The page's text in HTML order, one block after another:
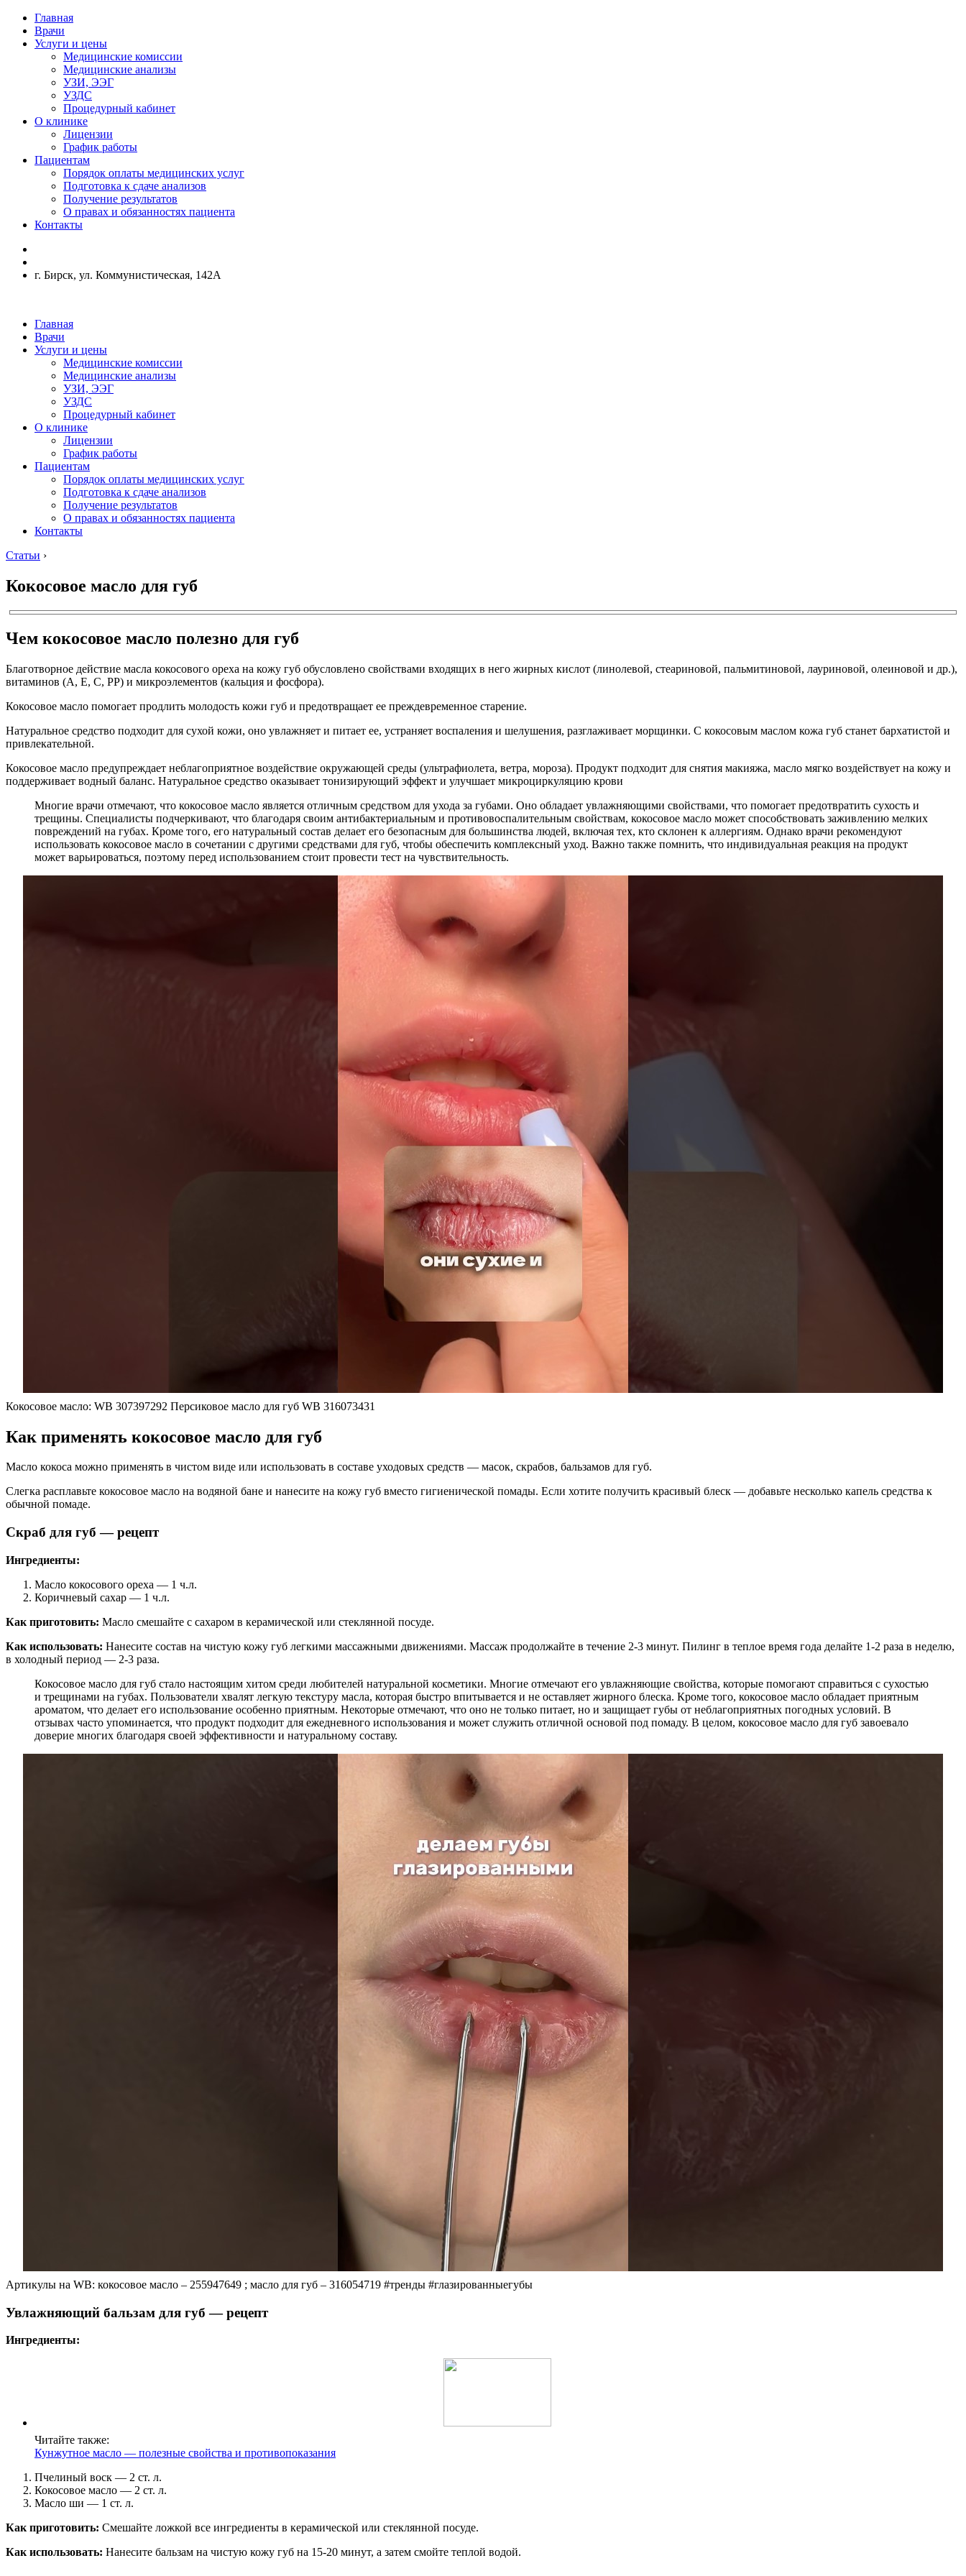
Главная
Врачи
Услуги и цены
Медицинские комиссии
Медицинские анализы
УЗИ, ЭЭГ
УЗДС
Процедурный кабинет
О клинике
Лицензии
График работы
Пациентам
Порядок оплаты медицинских услуг
Подготовка к сдаче анализов
Получение результатов
О правах и обязанностях пациента
Контакты
г. Бирск, ул. Коммунистическая, 142А
Главная
Врачи
Услуги и цены
Медицинские комиссии
Медицинские анализы
УЗИ, ЭЭГ
УЗДС
Процедурный кабинет
О клинике
Лицензии
График работы
Пациентам
Порядок оплаты медицинских услуг
Подготовка к сдаче анализов
Получение результатов
О правах и обязанностях пациента
Контакты
Статьи ›
Кокосовое масло для губ
Чем кокосовое масло полезно для губ
Благотворное действие масла кокосового ореха на кожу губ обусловлено свойствами входящих в него жирных кислот (линолевой, стеариновой, пальмитиновой, лауриновой, олеиновой и др.),
витаминов (А, Е, С, РР) и микроэлементов (кальция и фосфора).
Кокосовое масло помогает продлить молодость кожи губ и предотвращает ее преждевременное старение.
Натуральное средство подходит для сухой кожи, оно увлажняет и питает ее, устраняет воспаления и шелушения, разглаживает морщинки. С кокосовым маслом кожа губ станет бархатистой и
привлекательной.
Кокосовое масло предупреждает неблагоприятное воздействие окружающей среды (ультрафиолета, ветра, мороза). Продукт подходит для снятия макияжа, масло мягко воздействует на кожу и
поддерживает водный баланс. Натуральное средство оказывает тонизирующий эффект и улучшает микроциркуляцию крови
Многие врачи отмечают, что кокосовое масло является отличным средством для ухода за губами. Оно обладает увлажняющими свойствами, что помогает предотвратить сухость и
трещины. Специалисты подчеркивают, что благодаря своим антибактериальным и противовоспалительным свойствам, кокосовое масло может способствовать заживлению мелких
повреждений на губах. Кроме того, его натуральный состав делает его безопасным для большинства людей, включая тех, кто склонен к аллергиям. Однако врачи рекомендуют
использовать кокосовое масло в сочетании с другими средствами для губ, чтобы обеспечить комплексный уход. Важно также помнить, что индивидуальная реакция на продукт
может варьироваться, поэтому перед использованием стоит провести тест на чувствительность.
Кокосовое масло: WB 307397292 Персиковое масло для губ WB 316073431
Как применять кокосовое масло для губ
Масло кокоса можно применять в чистом виде или использовать в составе уходовых средств — масок, скрабов, бальзамов для губ.
Слегка расплавьте кокосовое масло на водяной бане и нанесите на кожу губ вместо гигиенической помады. Если хотите получить красивый блеск — добавьте несколько капель средства к
обычной помаде.
Скраб для губ — рецепт
Ингредиенты:
Масло кокосового ореха — 1 ч.л.
Коричневый сахар — 1 ч.л.
Как приготовить: Масло смешайте с сахаром в керамической или стеклянной посуде.
Как использовать: Нанесите состав на чистую кожу губ легкими массажными движениями. Массаж продолжайте в течение 2-3 минут. Пилинг в теплое время года делайте 1-2 раза в неделю,
в холодный период — 2-3 раза.
Кокосовое масло для губ стало настоящим хитом среди любителей натуральной косметики. Многие отмечают его увлажняющие свойства, которые помогают справиться с сухостью
и трещинами на губах. Пользователи хвалят легкую текстуру масла, которая быстро впитывается и не оставляет жирного блеска. Кроме того, кокосовое масло обладает приятным
ароматом, что делает его использование особенно приятным. Некоторые отмечают, что оно не только питает, но и защищает губы от неблагоприятных погодных условий. В
отзывах часто упоминается, что продукт подходит для ежедневного использования и может служить отличной основой под помаду. В целом, кокосовое масло для губ завоевало
доверие многих благодаря своей эффективности и натуральному составу.
Артикулы на WB: кокосовое масло – 255947649 ; масло для губ – 316054719 #тренды #глазированныегубы
Увлажняющий бальзам для губ — рецепт
Ингредиенты:
Читайте также:
Кунжутное масло — полезные свойства и противопоказания
Пчелиный воск — 2 ст. л.
Кокосовое масло — 2 ст. л.
Масло ши — 1 ст. л.
Как приготовить: Смешайте ложкой все ингредиенты в керамической или стеклянной посуде.
Как использовать: Нанесите бальзам на чистую кожу губ на 15-20 минут, а затем смойте теплой водой.